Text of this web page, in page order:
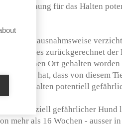
2 Verordnung für das Halten
kann ausnahmsweise
zurückgerechnet der
am gleichen Ort gehalten
ergeben hat, dass von diesem
für das Halten potentiell
ein potenziell gefährlicher Hund
mehr als 16 Wochen - ausser